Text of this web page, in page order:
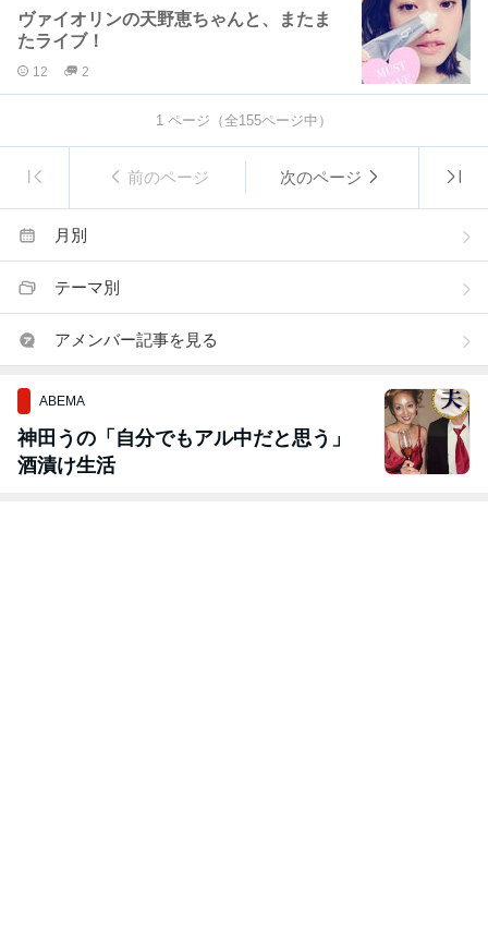
ヴァイオリンの天野恵ちゃんと、またま
たライブ！
12 2
1 ページ（全155ページ中）
前のページ 次のページ
月別
テーマ別
アメンバー記事を見る
ABEMA
神田うの「自分でもアル中だと思う」
酒漬け生活